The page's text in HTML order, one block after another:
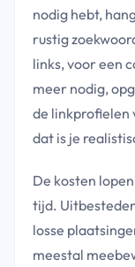
nodig hebt,
rustig
links, voor een
meer nodig,
de linkprofielen
dat is je
De kosten
tijd.
losse
meestal